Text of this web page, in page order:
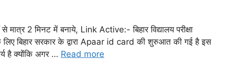
2 मिनट में बनाये, Link Active:- बिहार विद्यालय परीक्षा
के लिए बिहार सरकार के द्वारा Apaar id card की शुरुआत की गई है इस
है क्योंकि अगर … Read more